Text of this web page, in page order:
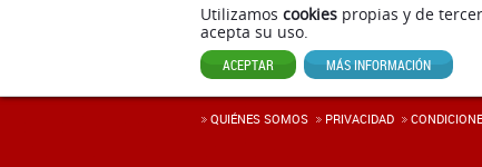
Utilizamos cookies propias y de
acepta su uso.
ACEPTAR MÁS INFORMACIÓN
QUIÉNES SOMOS PRIVACIDAD